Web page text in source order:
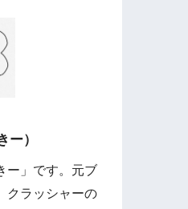
ー）
ー」です。元ブ
クラッシャーの